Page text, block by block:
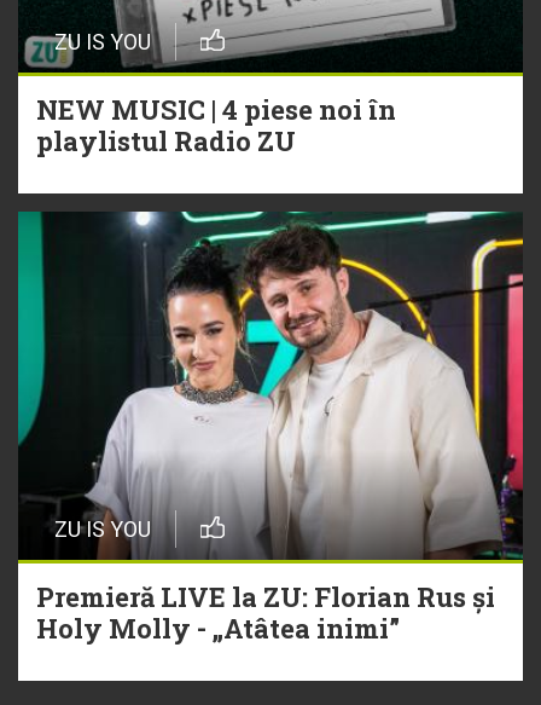
ZU IS YOU
NEW MUSIC | 4 piese noi în
playlistul Radio ZU
ZU IS YOU
Premieră LIVE la ZU: Florian Rus și
Holy Molly - „Atâtea inimi”